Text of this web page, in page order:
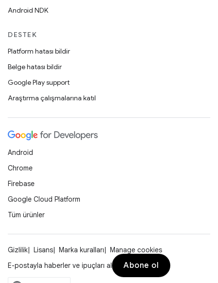
Android NDK
DESTEK
Platform hatası bildir
Belge hatası bildir
Google Play support
Araştırma çalışmalarına katıl
Android
Chrome
Firebase
Google Cloud Platform
Tüm ürünler
Gizlilik Lisans Marka kuralları
Manage cookies
E-postayla haberler ve ipuçları al
Abone ol